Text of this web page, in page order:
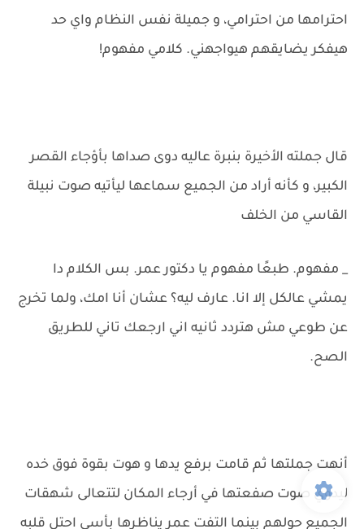
احترامها من احترامي، و جميلة نفس النظام واي حد
هيفكر يضايقهم هيواجهني. كلامي مفهوم!
قال جملته الأخيرة بنبرة عاليه دوى صداها بأؤجاء القصر
الكبير، و كأنه أراد من الجميع سماعها ليأتيه صوت نبيلة
القاسي من الخلف
_ مفهوم. طبعًا مفهوم يا دكتور عمر. بس الكلام دا
يمشي عالكل إلا انا. عارف ليه؟ عشان أنا امك، ولما تخرج
عن طوعي مش هتردد ثانيه اني ارجعك تاني للطريق
الصح.
أنهت جملتها ثم قامت برفع يدها و هوت بقوة فوق خده
ليدوي صوت صفعتها في أرجاء المكان لتتعالى شهقات
الجميع حولهم بينما التفت عمر يناظرها بأسى احتل قلبه